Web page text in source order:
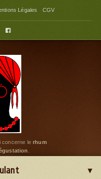
Légales CGV

concerne lerhum